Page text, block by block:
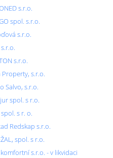
s.r.o.
spol. s.r.o.
s.r.o.
s.r.o.
Property, s.r.o.
Salvo, s.r.o.
spol. s r.o.
spol. s r. o.
Redskap s.r.o.
spol. s r.o.
s.r.o. - v likvidaci